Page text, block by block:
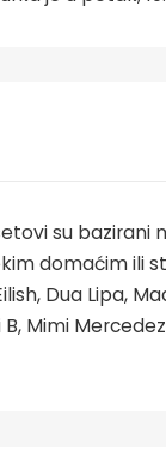
su
domaćim ili
Dua Lipa,
Mimi